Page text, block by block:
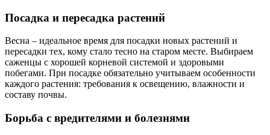
Посадка и пересадка растений
Весна – идеальное время для посадки новых растений и
пересадки тех, кому стало тесно на старом месте. Выбираем
саженцы с хорошей корневой системой и здоровыми
побегами. При посадке обязательно учитываем особенности
каждого растения: требования к освещению, влажности и
составу почвы.
Борьба с вредителями и болезнями